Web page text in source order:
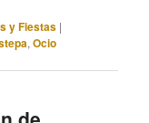
y Fiestas |
,Ocio